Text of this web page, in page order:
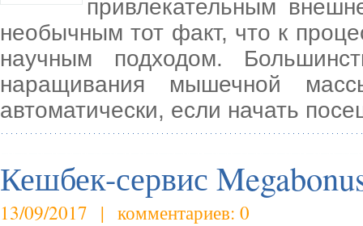
привлекательным
необычным тот факт, что к
научным подходом.
наращивания мышечной
автоматически, если начать
Кешбек-сервис
13/09/2017 | комментариев: 0